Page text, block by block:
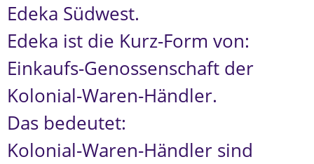
Edeka Südwest.
Edeka ist die Kurz-Form von:
Einkaufs-Genossenschaft der
Kolonial-Waren-Händler.
Das bedeutet:
Kolonial-Waren-Händler sind